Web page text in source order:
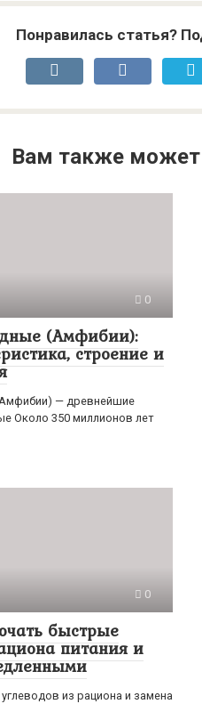
Понравилась статья?
Вам также может
0
(Амфибии):
строение и
— древнейшие
Около 350 миллионов лет
0
быстрые
питания и
из рациона и замена